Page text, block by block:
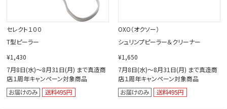
セレクト１００
T型ピーラー
¥1,430
7月8日(水)～8月31日(月) まで真造商
店１周年キャンペーン対象商品
OXO（オクソー）
シュリンプピーラー＆クリーナー
¥1,650
7月8日(水)～8月31日(月) まで真造商
店１周年キャンペーン対象商品